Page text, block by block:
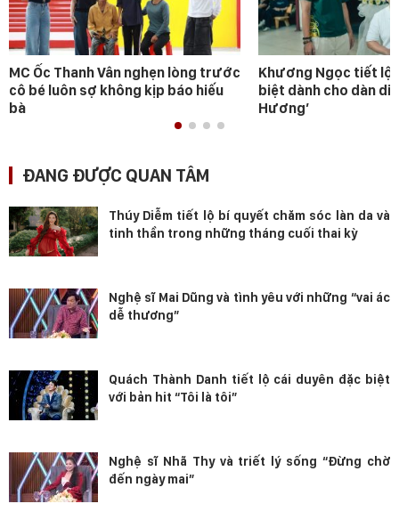
MC Ốc Thanh Vân nghẹn lòng trước
cô bé luôn sợ không kịp báo hiếu
bà
Khương Ngọc tiết lộ
biệt dành cho dàn
Hương’
ĐANG ĐƯỢC QUAN TÂM
Thúy Diễm tiết lộ bí quyết chăm sóc làn da và
tinh thần trong những tháng cuối thai kỳ
Nghệ sĩ Mai Dũng và tình yêu với những “vai ác
dễ thương”
Quách Thành Danh tiết lộ cái duyên đặc biệt
với bản hit “Tôi là tôi”
Nghệ sĩ Nhã Thy và triết lý sống “Đừng chờ
đến ngày mai”